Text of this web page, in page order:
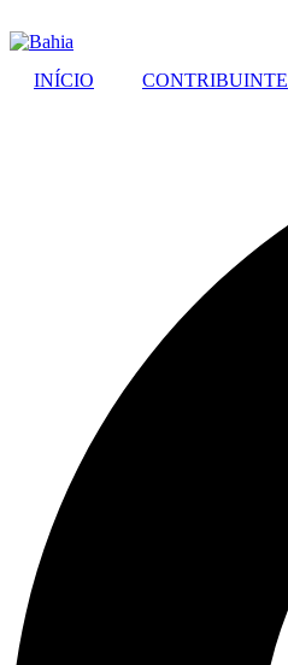
INÍCIO CONTRIBUINTE